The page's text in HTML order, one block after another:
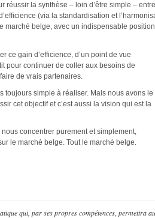
réussir la synthèse – loin d’être simple –
(via la standardisation et
marché belge, avec un indispensable
ce gain d’efficience, d’un point de vue
pour continuer de coller aux besoins de
de vrais partenaires.
toujours simple à réaliser. Mais nous avons le
cet objectif et c’est aussi la vision qui est la
concentrer purement et simplement,
le marché belge. Tout le marché belge.
qui, par ses propres compétences, permettra